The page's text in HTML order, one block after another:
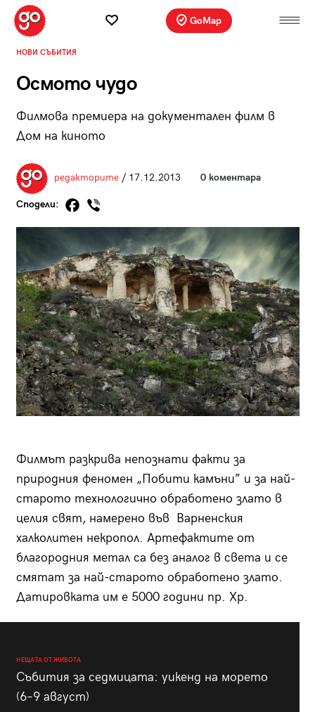
GoMap
НОВИ СЪБИТИЯ
Осмото чудо
Филмова премиера на документален филм в
Дом на киното
редакторите/ 17.12.2013 0 коментара
Сподели:
Филмът разкрива непознати факти за
природния феномен „Побити камъни” и за най-
старото технологично обработено злато в
целия свят, намерено във Варненския
халколитен некропол. Артефактите от
благородния метал са без аналог в света и се
смятат за най-старото обработено злато.
Датировката им е 5000 години пр. Хр.
НЕЩАТА ОТ ЖИВОТА
Събития за седмицата: уикенд на морето
(6–9 август)